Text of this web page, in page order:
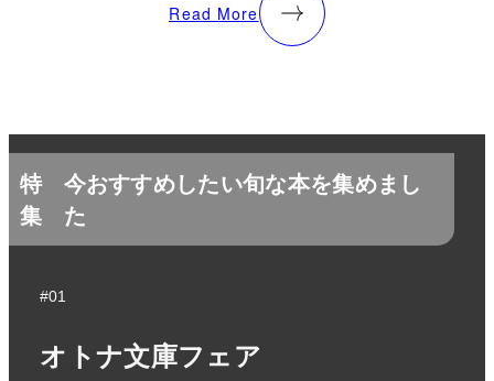
Read More
特
集
今おすすめしたい旬な本を集めまし
た
#01
オトナ文庫フェア